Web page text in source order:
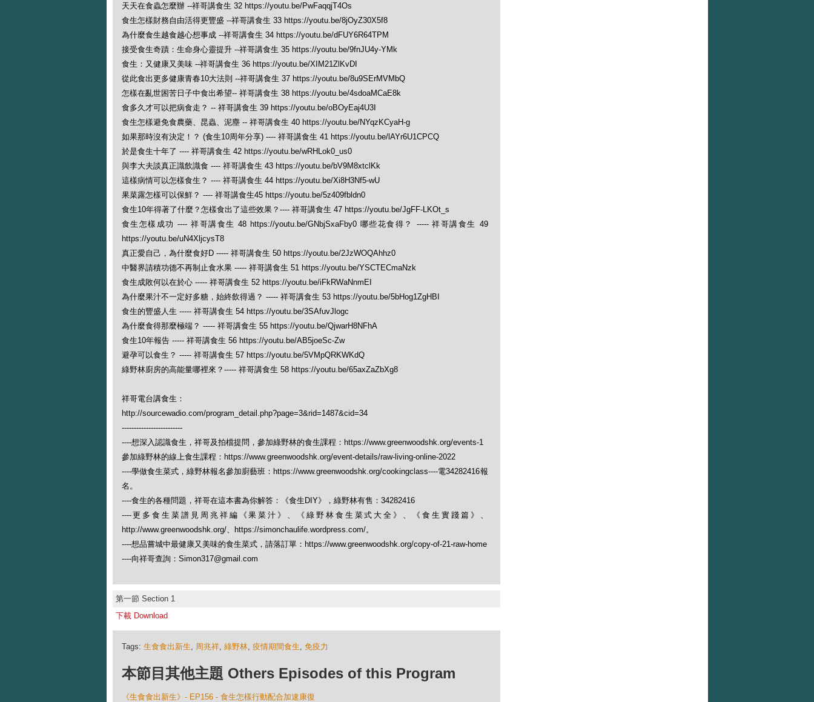
天天在食蟲怎麼辦 --祥哥講食生 32 https://youtu.be/PwFaqqjT4Os
食生怎樣財務自由活得更豐盛 --祥哥講食生 33 https://youtu.be/8jOyZ30X5f8
為什麼食生越食越心想事成 --祥哥講食生 34 https://youtu.be/dFUY6R64TPM
接受食生奇蹟：生命身心靈提升 --祥哥講食生 35 https://youtu.be/9fnJU4y-YMk
食生：又健康又美味 --祥哥講食生 36 https://youtu.be/XIM21ZlKvDI
從此食出更多健康青春10大法則 --祥哥講食生 37 https://youtu.be/8u9SErMVMbQ
怎樣在亂世困苦日子中食出希望-- 祥哥講食生 38 https://youtu.be/4sdoaMCaE8k
食多久才可以把病食走？ -- 祥哥講食生 39 https://youtu.be/oBOyEaj4U3I
食生怎樣避免食農藥、昆蟲、泥塵 -- 祥哥講食生 40 https://youtu.be/NYqzKCyaH-g
如果那時沒有決定！？ (食生10周年分享) ---- 祥哥講食生 41 https://youtu.be/lAYr6U1CPCQ
於是食生十年了 ---- 祥哥講食生 42 https://youtu.be/wRHLok0_us0
與李大夫談真正識飲識食 ---- 祥哥講食生 43 https://youtu.be/bV9M8xtclKk
這樣病情可以怎樣食生？ ---- 祥哥講食生 44 https://youtu.be/Xi8H3Nf5-wU
果菜露怎樣可以保鮮？ ---- 祥哥講食生45 https://youtu.be/5z409fbldn0
食生10年得著了什麼？怎樣食出了這些效果？---- 祥哥講食生 47 https://youtu.be/JgFF-LKOt_s
食生怎樣成功 ---- 祥哥講食生 48 https://youtu.be/GNbjSxaFby0 哪些花食得？ ----- 祥哥講食生 49
https://youtu.be/uN4XljcysT8
真正愛自己，為什麼食好D ----- 祥哥講食生 50 https://youtu.be/2JzWOQAhhz0
中醫界請積功德不再制止食水果 ----- 祥哥講食生 51 https://youtu.be/YSCTECmaNzk
食生成敗何以在於心 ----- 祥哥講食生 52 https://youtu.be/iFkRWaNnmEI
為什麼果汁不一定好多糖，始終飲得過？ ----- 祥哥講食生 53 https://youtu.be/5bHog1ZgHBI
食生的豐盛人生 ----- 祥哥講食生 54 https://youtu.be/3SAfuvJlogc
為什麼食得那麼極端？ ----- 祥哥講食生 55 https://youtu.be/QjwarH8NFhA
食生10年報告 ----- 祥哥講食生 56 https://youtu.be/AB5joeSc-Zw
避孕可以食生？ ----- 祥哥講食生 57 https://youtu.be/5VMpQRKWKdQ
綠野林廚房的高能量哪裡來？----- 祥哥講食生 58 https://youtu.be/65axZaZbXg8
祥哥電台講食生：
http://sourcewadio.com/program_detail.php?page=3&rid=1487&cid=34
-------------------------
----想深入認識食生，祥哥及拍檔提問，參加綠野林的食生課程：https://www.greenwoodshk.org/events-1
參加綠野林的線上食生課程：https://www.greenwoodshk.org/event-details/raw-living-online-2022
----學做食生菜式，綠野林報名參加廚藝班：https://www.greenwoodshk.org/cookingclass----電34282416報
名。
----食生的各種問題，祥哥在這本書為你解答：《食生DIY》，綠野林有售：34282416
----更多食生菜譜見周兆祥編《果菜汁》、《綠野林食生菜式大全》、《食生實踐篇》、
http://www.greenwoodshk.org/、https://simonchaulife.wordpress.com/。
----想品嘗城中最健康又美味的食生菜式，請落訂單：https://www.greenwoodshk.org/copy-of-21-raw-home
----向祥哥查詢：Simon317@gmail.com
第一節 Section 1
下載 Download
Tags: 生食食出新生, 周兆祥, 綠野林, 疫情期間食生, 免疫力
本節目其他主題 Others Episodes of this Program
《生食食出新生》- EP156 - 食生怎樣行動配合加速康復